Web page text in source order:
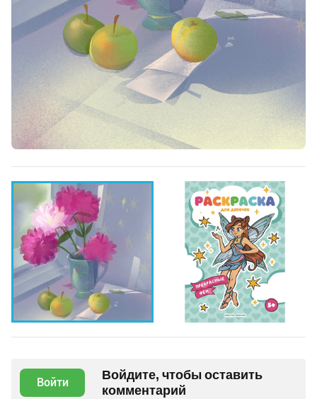
Войти
Войдите, чтобы оставить
комментарий